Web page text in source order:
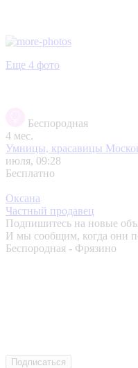
Еще 4 фото
Беспородная
4 мес.
Умницы, красавицы
июля, 09:28
Бесплатно
Оксана
Частный продавец
Подпишитесь на новые
И мы сообщим, когда они
Беспородная - Фрязино
Подписаться